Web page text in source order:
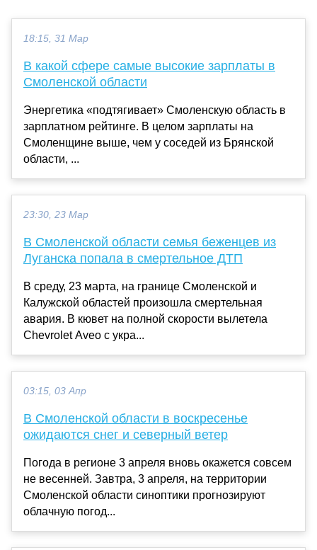
18:15, 31 Мар
В какой сфере самые высокие зарплаты в
Смоленской области
Энергетика «подтягивает» Смоленскую область в
зарплатном рейтинге. В целом зарплаты на
Смоленщине выше, чем у соседей из Брянской
области, ...
23:30, 23 Мар
В Смоленской области семья беженцев из
Луганска попала в смертельное ДТП
В среду, 23 марта, на границе Смоленской и
Калужской областей произошла смертельная
авария. В кювет на полной скорости вылетела
Chevrolet Aveo с укра...
03:15, 03 Апр
В Смоленской области в воскресенье
ожидаются снег и северный ветер
Погода в регионе 3 апреля вновь окажется совсем
не весенней. Завтра, 3 апреля, на территории
Смоленской области синоптики прогнозируют
облачную погод...